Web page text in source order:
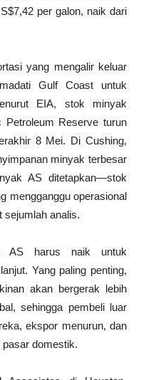
per galon, naik dari
yang mengalir keluar
Gulf Coast untuk
EIA, stok minyak
Petroleum Reserve turun
8 Mei. Di Cushing,
minyak terbesar
AS ditetapkan—stok
mengganggu operasional
sejumlah analis.
AS harus naik untuk
Yang paling penting,
akan bergerak lebih
sehingga pembeli luar
ekspor menurun, dan
domestik.